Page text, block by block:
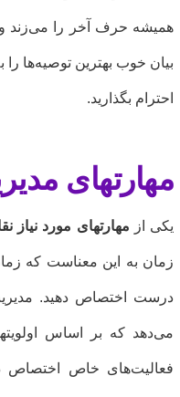
همیشه حرف آخر را می‌زند و
بیان خوب بهترین توصیه‌ها را
احترام بگذارید.
مهارتهای
از مهارتهای مورد نیاز
زمان به این معناست که
درست اختصاص دهید. مدیریت
می‌دهد که بر اساس
فعالیت‌های خاص اختصاص